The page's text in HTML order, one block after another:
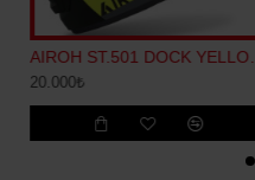
AIROH ST.501 DOCK YELLOW MATT KASK
20.000₺